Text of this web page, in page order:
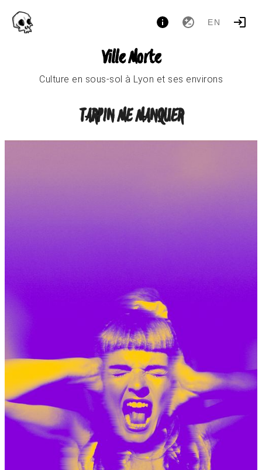
EN
Ville Morte
Culture en sous-sol à Lyon et ses environs
TARPIN ME MANQUER